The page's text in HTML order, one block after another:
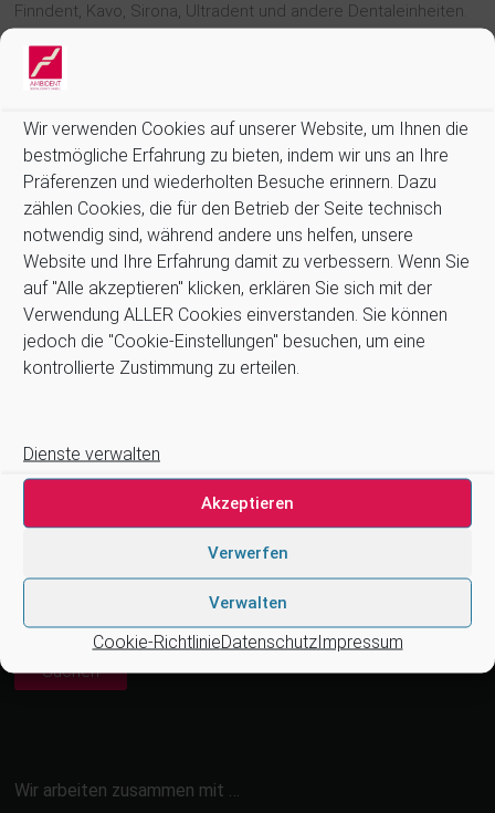
Wir verwenden Cookies auf unserer Website, um Ihnen die
bestmögliche Erfahrung zu bieten, indem wir uns an Ihre
Präferenzen und wiederholten Besuche erinnern. Dazu
zählen Cookies, die für den Betrieb der Seite technisch
notwendig sind, während andere uns helfen, unsere
Website und Ihre Erfahrung damit zu verbessern. Wenn Sie
auf "Alle akzeptieren" klicken, erklären Sie sich mit der
Verwendung ALLER Cookies einverstanden. Sie können
jedoch die "Cookie-Einstellungen" besuchen, um eine
kontrollierte Zustimmung zu erteilen.
Dienste verwalten
Akzeptieren
Verwerfen
Verwalten
Cookie-RichtlinieDatenschutzImpressum
Finndent, Kavo, Sirona, Ultradent und andere Dentaleinheiten.
Lieferbar in Einzellängen 1,6 m und 10 Meter Vorratsrollen,
ohne Anschlussteile Folgende
Weiterlesen
Informationen:
Allgemeine Geschäftsbedingungen (AGB)
Datenschutz
Zahlung und Versand
Cookie-Richtlinie (EU)
Suchen
Suchen
Wir arbeiten zusammen mit …